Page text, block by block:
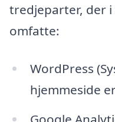
tredjeparter, der
omfatte:
WordPress
hjemmeside